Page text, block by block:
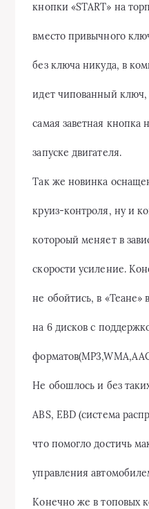
кнопки «START» на
вместо привычного
без ключа никуда, в
идет чипованный ключ,
самая заветная кнопка
запуске двигателя.
Так же новинка
круиз-контроля, ну и
котороый меняет в
скорости усиление.
не обойтись, в
на 6 дисков с
Не обошлось и без
ABS, EBD (система
что помогло достичь
управления
Конечно же в топовых